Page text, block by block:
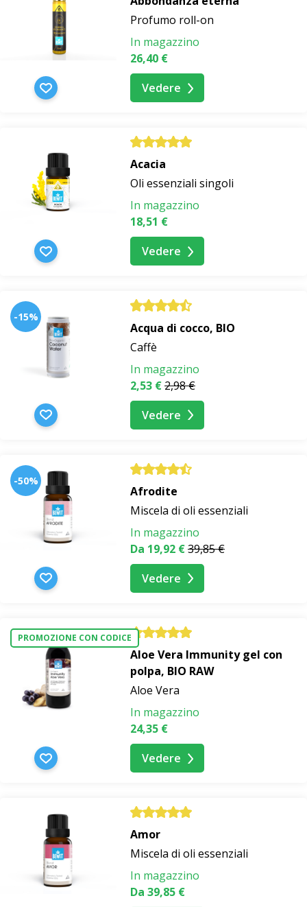
Profumo roll-on
In magazzino
26,40 €
Vedere
Acacia
Oli essenziali singoli
In magazzino
18,51 €
Vedere
-15%
Acqua di cocco, BIO
Caffè
In magazzino
2,53 €2,98 €
Vedere
-50%
Afrodite
Miscela di oli essenziali
In magazzino
Da 19,92 €39,85 €
Vedere
PROMOZIONE CON CODICE
Aloe Vera Immunity gel con
polpa, BIO RAW
Aloe Vera
In magazzino
24,35 €
Vedere
Amor
Miscela di oli essenziali
In magazzino
Da 39,85 €